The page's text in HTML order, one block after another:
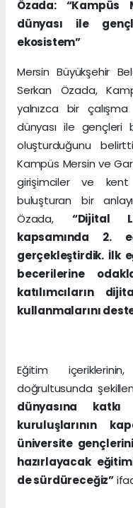
Özada:
dünyası ile
ekosistem”
Mersin Büyükşehir
Serkan Özada,
yalnızca bir
dünyası ile gençleri
oluşturduğunu
Kampüs Mersin ve
girişimciler ve
buluşturan bir
Özada, “Dijital
kapsamında 2.
gerçekleştirdik. İlk
becerilerine
katılımcıların
kullanmalarını
Eğitim
doğrultusunda
dünyasına
kuruluşlarının
üniversite
hazırlayacak
de sürdüreceğiz”